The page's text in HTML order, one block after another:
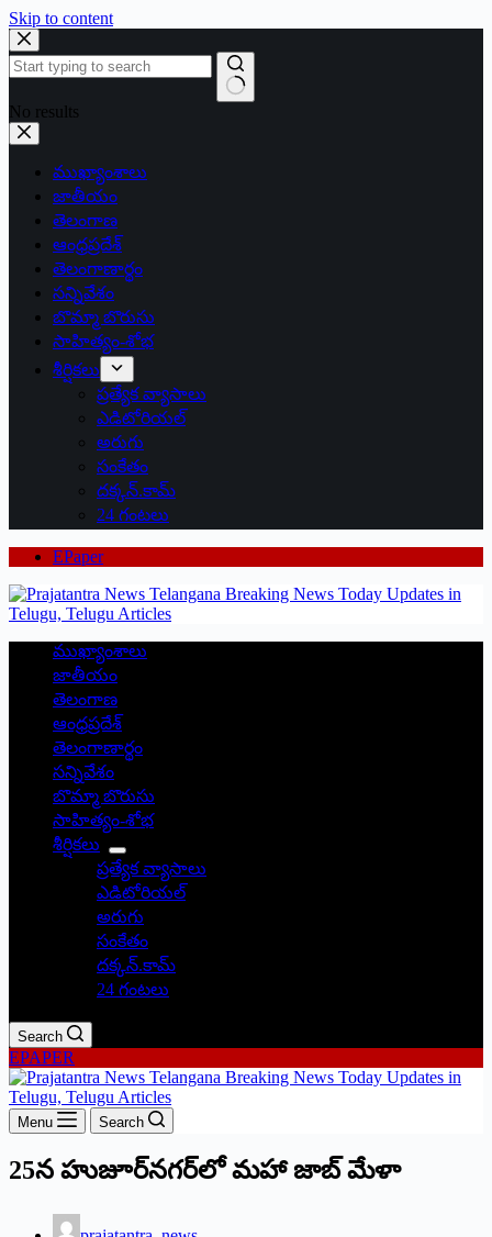
Skip to content
No results
ముఖ్యాంశాలు
జాతీయం
తెలంగాణ
ఆంధ్రప్రదేశ్
తెలంగాణార్థం
సన్నివేశం
బొమ్మా బొరుసు
సాహిత్యం-శోభ
శీర్షికలు
ప్రత్యేక వ్యాసాలు
ఎడిటోరియల్
అరుగు
సంకేతం
దక్కన్.కామ్
24 గంటలు
EPaper
ముఖ్యాంశాలు
జాతీయం
తెలంగాణ
ఆంధ్రప్రదేశ్
తెలంగాణార్థం
సన్నివేశం
బొమ్మా బొరుసు
సాహిత్యం-శోభ
శీర్షికలు
ప్రత్యేక వ్యాసాలు
ఎడిటోరియల్
అరుగు
సంకేతం
దక్కన్.కామ్
24 గంటలు
Search
EPAPER
Menu Search
25న హుజూర్‌నగర్‌లో మహా జాబ్‌ మేళా